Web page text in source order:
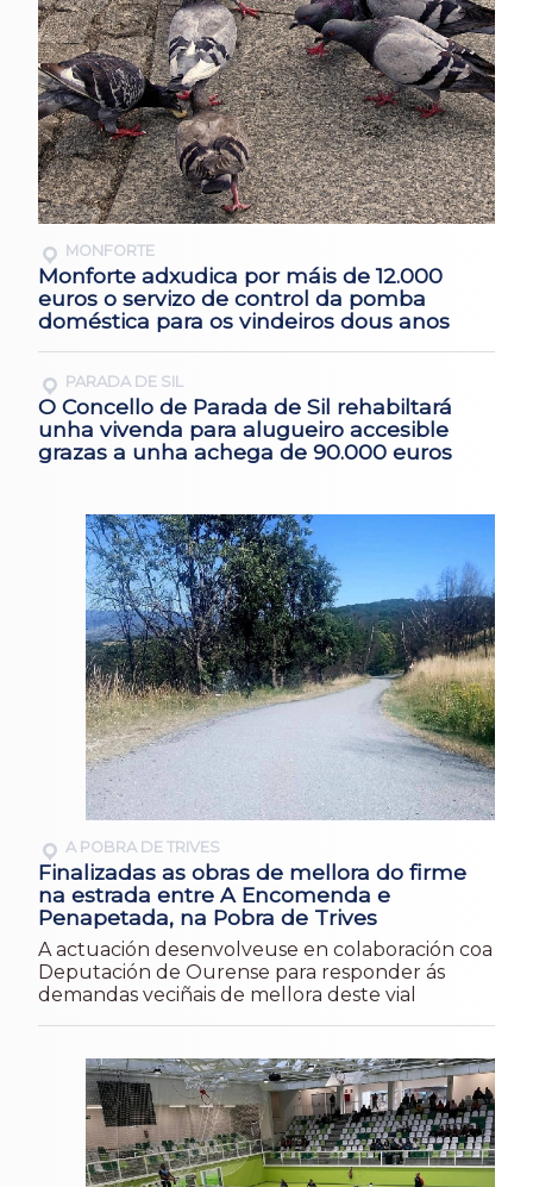
MONFORTE
Monforte adxudica por máis de 12.000
euros o servizo de control da pomba
doméstica para os vindeiros dous anos
PARADA DE SIL
O Concello de Parada de Sil rehabiltará
unha vivenda para alugueiro accesible
grazas a unha achega de 90.000 euros
A POBRA DE TRIVES
Finalizadas as obras de mellora do firme
na estrada entre A Encomenda e
Penapetada, na Pobra de Trives
A actuación desenvolveuse en colaboración coa
Deputación de Ourense para responder ás
demandas veciñais de mellora deste vial